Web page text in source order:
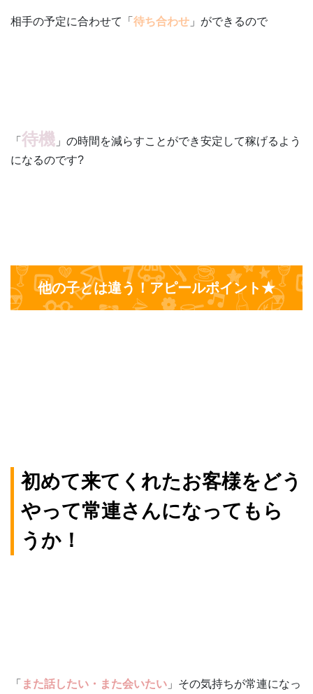
相手の予定に合わせて「 待ち合わせ 」ができるので
「 待機 」の時間を減らすことができ安定して稼げるよう
になるのです?
他の子とは違う！アピールポイント★
初めて来てくれたお客様をどう
やって常連さんになってもら
うか！
「 また話したい・また会いたい 」その気持ちが常連になっ